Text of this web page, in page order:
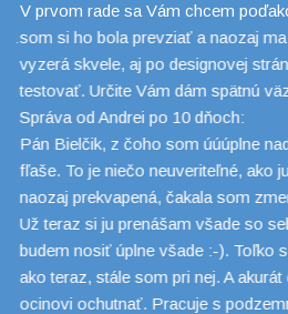
V prvom rade sa Vám chcem
som si ho bola prevziať a naozaj
vyzerá skvele, aj po designovej
testovať. Určite Vám dám spätnú
Správa od Andrei po 10 dňoch:
Pán Bielčik, z čoho som úúúplne
fľaše. To je niečo neuveriteľné, ako
naozaj prekvapená, čakala som
Už teraz si ju prenášam všade so
budem nosiť úplne všade :-). Toľko
ako teraz, stále som pri nej. A
ocinovi ochutnať. Pracuje s